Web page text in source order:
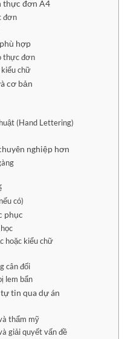
thực đơn A4
đơn
hợp
thực đơn
chữ
cơ bản
(Hand Lettering)
nghiệp hơn
có)
phục
hoặc kiểu chữ
cân đối
lem bẩn
tin qua dự án
thẩm mỹ
giải quyết vấn đề